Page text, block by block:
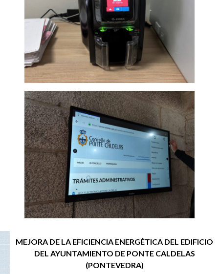
MEJORA DE LA EFICIENCIA ENERGÉTICA DEL EDIFICIO
DEL AYUNTAMIENTO DE PONTE CALDELAS
(PONTEVEDRA)